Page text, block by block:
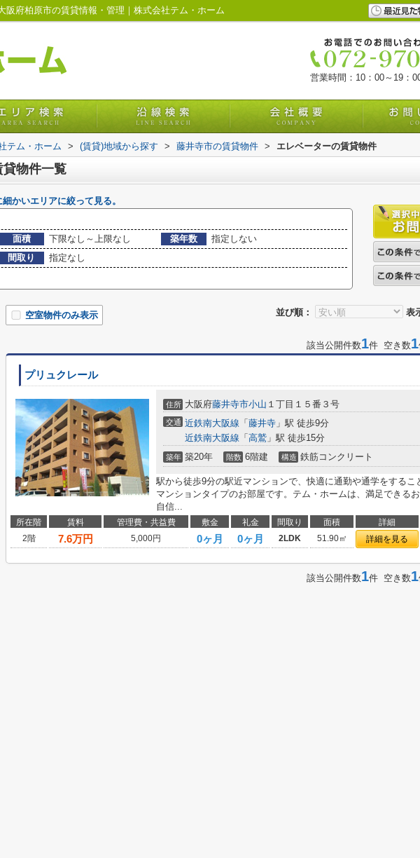
阪府柏原市の賃貸情報・管理｜株式会社テム・ホーム
営業時間：10：00～19：
テム・ホーム > (賃貸)地域から探す > 藤井寺市の賃貸物件 > エレベーターの賃貸物件
貸物件一覧
かいエリアに絞って見る。
面積 下限なし～上限なし 築年数
指定しない
間取り
指定なし
並び順： 表
空室物件のみ表示
該当公開件数1件 空き数1
プリュクレール
住所 大阪府藤井寺市小山 １丁目１５番３号
交通 近鉄南大阪線 「 藤井寺 」駅 徒歩9分
近鉄南大阪線 「 高鷲 」駅 徒歩15分
築年 築20年 階数 6階建 構造 鉄筋コンクリート
駅から徒歩9分の駅近マンションで、快適に通勤や通学をするこ
マンションタイプのお部屋です。テム・ホームは、満足できる
自信...
所在階 賃料 管理費・共益費 敷金 礼金 間取り 面積 詳細
2階
7.6万円 5,000円 0ヶ月 0ヶ月 2LDK 51.90㎡ 詳細を見る
該当公開件数1件 空き数1